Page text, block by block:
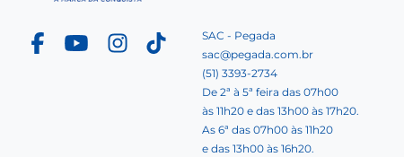
SAC - Pegada
sac@pegada.com.br
(51) 3393-2734
De 2ª à 5ª feira das 07h00
às 11h20 e das 13h00 às 17h20.
As 6ª das 07h00 às 11h20
e das 13h00 às 16h20.